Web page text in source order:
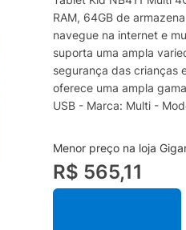
RAM, 64GB de
navegue na internet e
suporta uma ampla
segurança das crianças
oferece uma ampla
USB - Marca: Multi -
4GB - Memória interna:
Processador: Quad-
Menor preço na loja
R$ 565,11